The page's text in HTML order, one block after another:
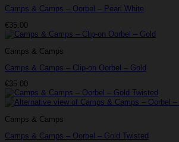
Camps & Camps – Oorbel – Pearl White
€35.00
Camps & Camps
Camps & Camps – Clip-on Oorbel – Gold
€35.00
Camps & Camps
Camps & Camps – Oorbel – Gold Twisted